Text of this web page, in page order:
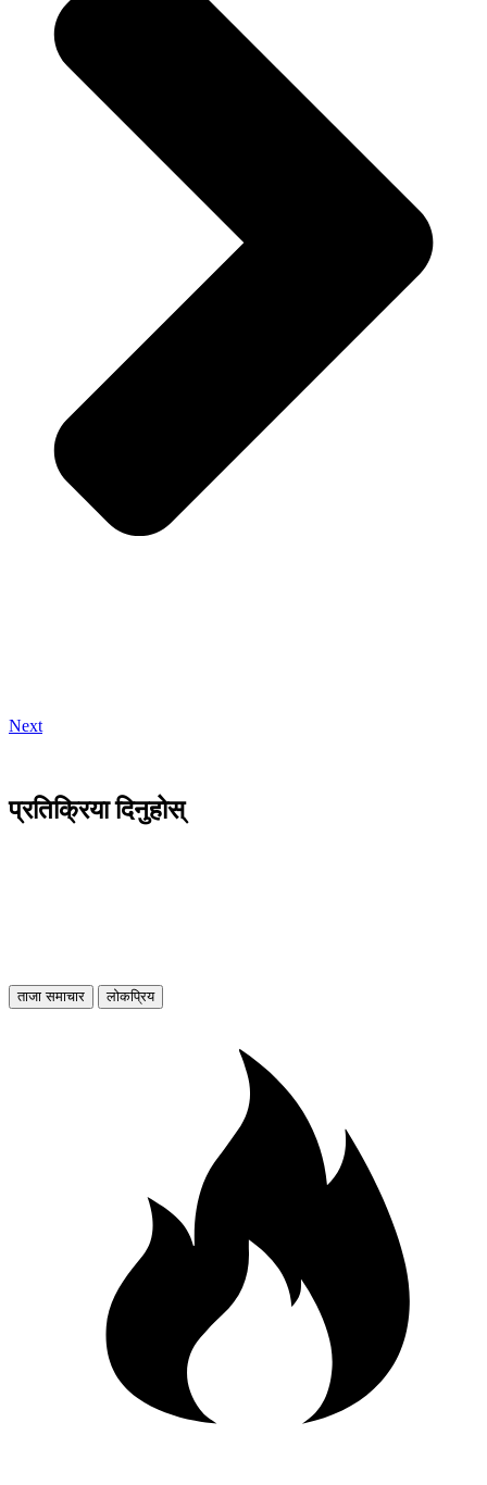
Next
प्रतिक्रिया दिनुहोस्
ताजा समाचार लोकप्रिय